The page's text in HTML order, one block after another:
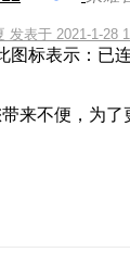
发表于 2021-1-28
图标表示：已
来不便，为